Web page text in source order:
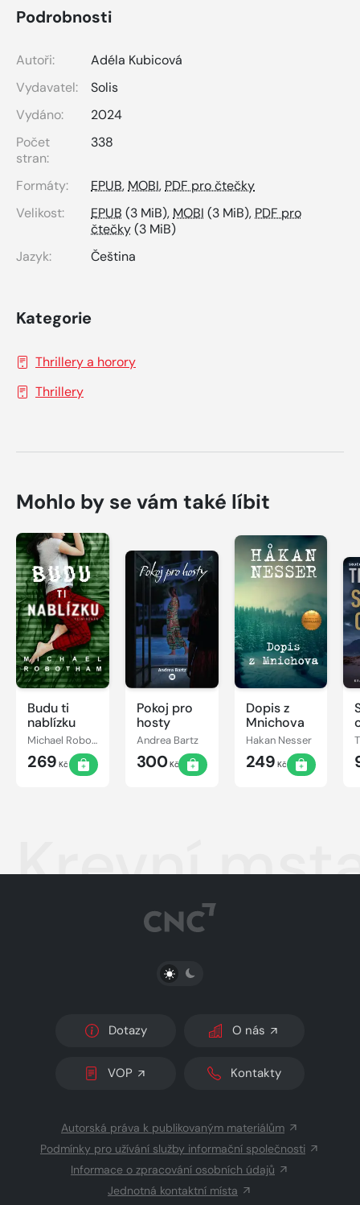
Podrobnosti
Autoři:
Adéla Kubicová
Vydavatel:
Solis
Vydáno:
2024
Počet
stran:
338
Formáty: EPUB, MOBI, PDF pro čtečky
Velikost:
EPUB (3 MiB), MOBI (3 MiB), PDF pro
čtečky(3 MiB)
Jazyk:
Čeština
Kategorie
Thrillery a horory
Thrillery
Mohlo by se vám také líbit
Budu ti
nablízku
Michael Robotham
269 Kč
Pokoj pro
hosty
Andrea Bartz
300Kč
Dopis z
Mnichova
Hakan Nesser
249 Kč
Krevní
PŘEPNOUT SVĚTLÝ/TMAVÝ REŽIM
Dotazy O nás
VOP Kontakty
Autorská práva k publikovaným materiálům
Podmínky pro užívání služby informační společnosti
Informace o zpracování osobních údajů
Jednotná kontaktní místa